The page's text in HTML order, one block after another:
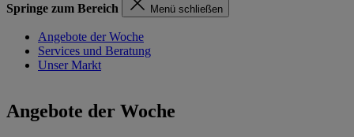
Springe zum Bereich Menü schließen
Angebote der Woche
Services und Beratung
Unser Markt
Angebote der Woche